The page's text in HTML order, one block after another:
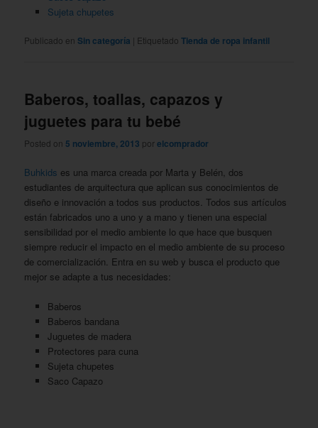
Sujeta chupetes
Publicado en Sin categoría | Etiquetado Tienda de ropa infantil
Baberos, toallas, capazos y
juguetes para tu bebé
Posted on 5 noviembre, 2013 porelcomprador
Buhkids es una marca creada por Marta y Belén, dos
estudiantes de arquitectura que aplican sus conocimientos de
diseño e innovación a todos sus productos. Todos sus artículos
están fabricados uno a uno y a mano y tienen una especial
sensibilidad por el medio ambiente lo que hace que busquen
siempre reducir el impacto en el medio ambiente de su proceso
de comercialización. Entra en su web y busca el producto que
mejor se adapte a tus necesidades:
Baberos
Baberos bandana
Juguetes de madera
Protectores para cuna
Sujeta chupetes
Saco Capazo